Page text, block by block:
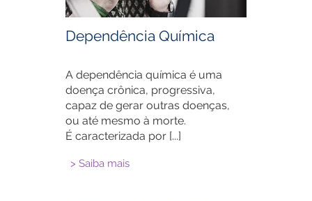
Dependência Química
A dependência química é uma
doença crônica, progressiva,
capaz de gerar outras doenças,
ou até mesmo à morte.
É caracterizada por [...]
> Saiba mais